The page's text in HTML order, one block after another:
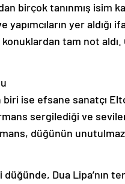
birçok tanınmış isim
yapımcıların yer aldığı
tam not aldı.
ise efsane sanatçı
sergilediği ve
düğünün unutulmaz
düğünde, Dua Lipa’nın